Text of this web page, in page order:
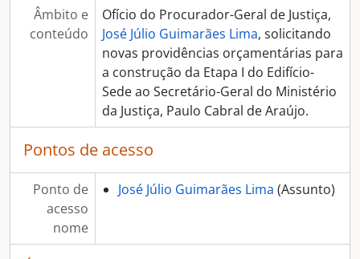
Âmbito e
conteúdo
Ofício do Procurador-Geral de Justiça,
José Júlio Guimarães Lima, solicitando
novas providências orçamentárias para
a construção da Etapa I do Edifício-
Sede ao Secretário-Geral do Ministério
da Justiça, Paulo Cabral de Araújo.
Pontos de acesso
Ponto de
acesso
nome
José Júlio Guimarães Lima (Assunto)